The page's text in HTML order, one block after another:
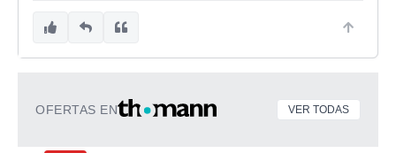
OFERTAS EN VER TODAS